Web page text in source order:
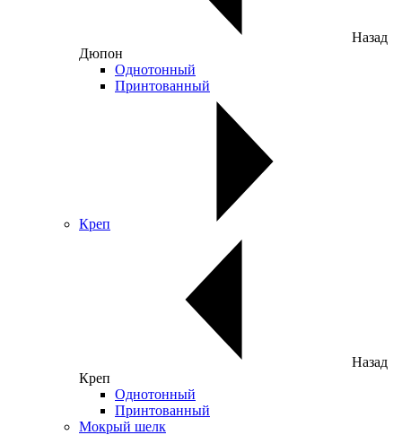
Назад
Дюпон
Однотонный
Принтованный
Креп
Назад
Креп
Однотонный
Принтованный
Мокрый шелк